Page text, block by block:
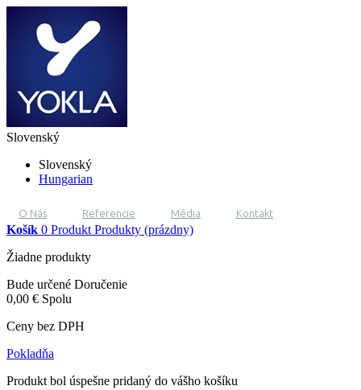
Slovenský
Slovenský
Hungarian
O Nás Referencie Média Kontakt
Košík 0 Produkt Produkty (prázdny)
Žiadne produkty
Bude určené Doručenie
0,00 € Spolu
Ceny bez DPH
Pokladňa
Produkt bol úspešne pridaný do vášho košíku